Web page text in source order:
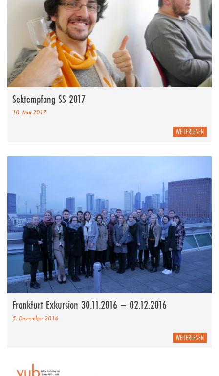
Sektempfang SS 2017
10. Mai 2017
WEITERLESEN
Frankfurt Exkursion 30.11.2016 – 02.12.2016
5. Dezember 2016
WEITERLESEN